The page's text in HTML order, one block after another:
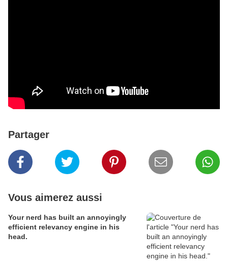
Partager
Vous aimerez aussi
Your nerd has built an annoyingly
efficient relevancy engine in his
head.